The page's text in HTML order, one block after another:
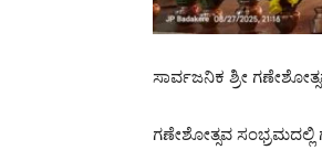
ಸಾರ್ವಜನಿಕ ಶ್ರೀ
ಗಣೇಶೋತ್ಸವ ಸಂಭ್ರಮದಲ್ಲಿ